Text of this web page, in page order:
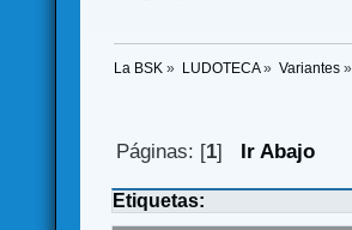
La BSK » LUDOTECA» Variantes»
Páginas: [1] Ir Abajo
Etiquetas: